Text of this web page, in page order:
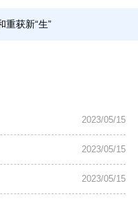
重获新“生”
2023/05/15
2023/05/15
2023/05/15